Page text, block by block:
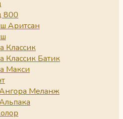
800
Аритсан
Классик
Классик Батик
Макси
Меланж